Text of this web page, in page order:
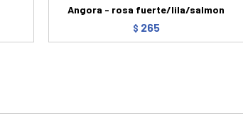
Angora - rosa fuerte/lila/salmon
$ 265